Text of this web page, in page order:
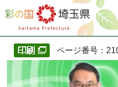
彩の国 埼玉県
ページ番号：